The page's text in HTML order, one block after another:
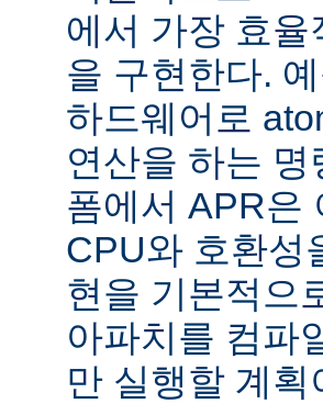
에서 가장 효
을 구현한다.
하드웨어로
연산을 하는
폼에서 APR은
CPU와 호환성
현을 기본적으
아파치를 컴파
만 실행할 계